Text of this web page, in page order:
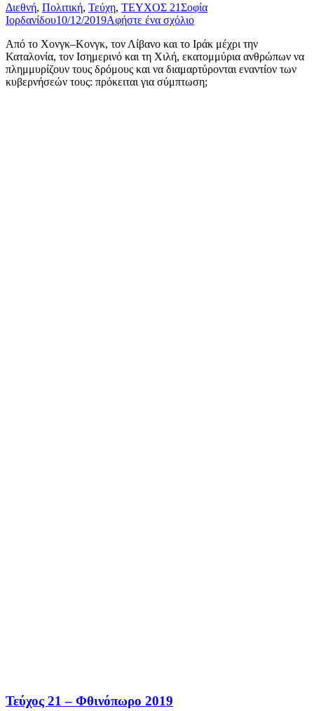
Διεθνή, Πολιτική, Τεύχη, ΤΕΥΧΟΣ 21Σοφία
Ιορδανίδου10/12/2019Αφήστε ένα σχόλιο
Από το Χονγκ–Κονγκ, τον Λίβανο και το Ιράκ μέχρι την
Καταλονία, τον Ισημερινό και τη Χιλή, εκατομμύρια ανθρώπων να
πλημμυρίζουν τους δρόμους και να διαμαρτύρονται εναντίον των
κυβερνήσεών τους: πρόκειται για σύμπτωση;
Τεύχος 21 – Φθινόπωρο 2019